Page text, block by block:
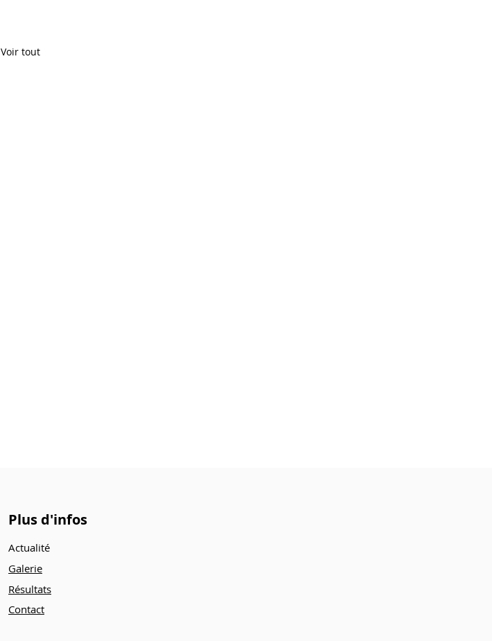
Voir tout
Plus d'infos
Actualité
Galerie
Résultats
Contact